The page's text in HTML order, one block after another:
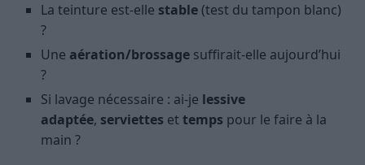
La teinture est-elle stable (test du tampon blanc)
?
Une aération/brossage suffirait-elle aujourd’hui
?
Si lavage nécessaire : ai-je lessive
adaptée, serviettes et temps pour le faire à la
main ?